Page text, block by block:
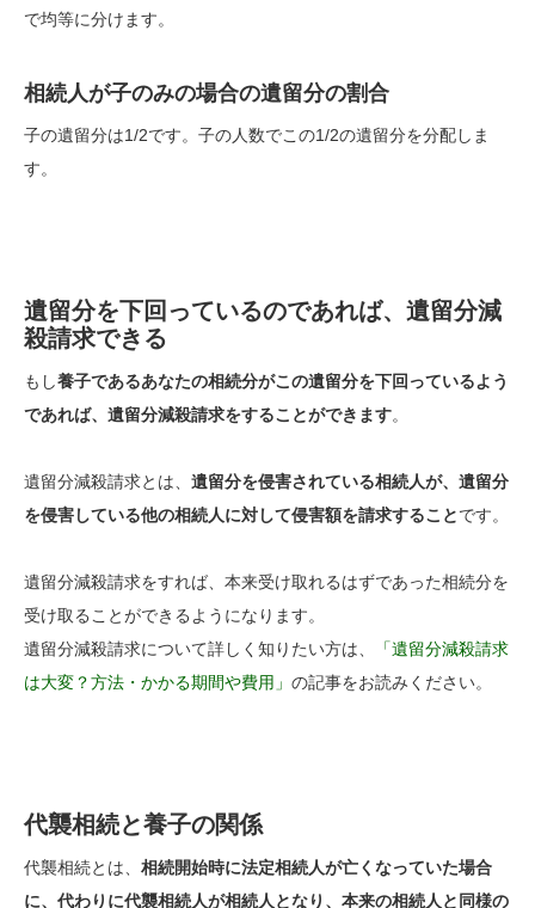
で均等に分けます。
相続人が子のみの場合の遺留分の割合
子の遺留分は1/2です。子の人数でこの1/2の遺留分を分配しま
す。
遺留分を下回っているのであれば、遺留分減
殺請求できる
もし養子であるあなたの相続分がこの遺留分を下回っているよう
であれば、遺留分減殺請求をすることができます。
遺留分減殺請求とは、 遺留分を侵害されている相続人が、遺留分
を侵害している他の相続人に対して侵害額を請求することです。
遺留分減殺請求をすれば、本来受け取れるはずであった相続分を
受け取ることができるようになります。
遺留分減殺請求について詳しく知りたい方は、
「遺留分減殺請求
は大変？方法・かかる期間や費用」 の記事をお読みください。
代襲相続と養子の関係
代襲相続とは、 相続開始時に法定相続人が亡くなっていた場合
に、代わりに代襲相続人が相続人となり、本来の相続人と同様の